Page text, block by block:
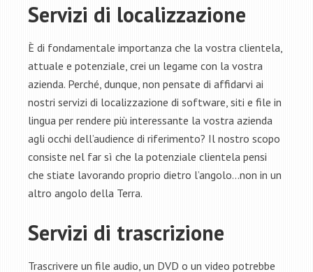
Servizi di localizzazione
È di fondamentale importanza che la vostra clientela,
attuale e potenziale, crei un legame con la vostra
azienda. Perché, dunque, non pensate di affidarvi ai
nostri servizi di localizzazione di software, siti e file in
lingua per rendere più interessante la vostra azienda
agli occhi dell’audience di riferimento? Il nostro scopo
consiste nel far sì che la potenziale clientela pensi
che stiate lavorando proprio dietro l’angolo…non in un
altro angolo della Terra.
Servizi di trascrizione
Trascrivere un file audio, un DVD o un video potrebbe